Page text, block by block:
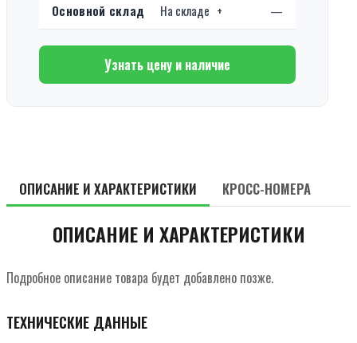
Основной склад На складе + —
Узнать цену и наличие
ОПИСАНИЕ И ХАРАКТЕРИСТИКИ КРОСС-НОМЕРА
ОПИСАНИЕ И ХАРАКТЕРИСТИКИ
Подробное описание товара будет добавлено позже.
ТЕХНИЧЕСКИЕ ДАННЫЕ